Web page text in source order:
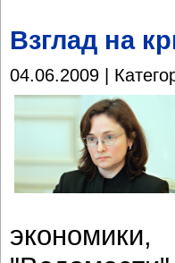
Взглад на
04.06.2009 |